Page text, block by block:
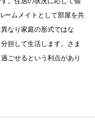
ームメイトとして部屋を共
なり家庭の形式ではな
担して生活します。さま
ごせるという利点があり